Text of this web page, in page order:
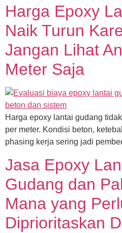
Harga Epoxy
Naik Turun
Jangan Lihat
Meter Saja
Harga epoxy lantai gudang
per meter. Kondisi beton,
phasing kerja sering jadi
Jasa Epoxy
Gudang dan
Mana yang
Diprioritaskan